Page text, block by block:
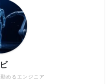
めるエンジニア